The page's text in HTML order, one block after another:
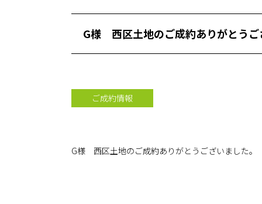
G様 西区土地のご成約ありがとうご
ご成約情報
G様 西区土地のご成約ありがとうございました。